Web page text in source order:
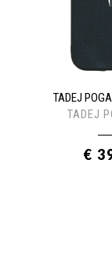
TADEJ
TADEJ
€